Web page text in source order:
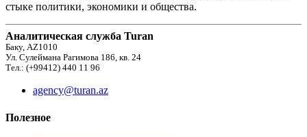
стыке политики, экономики и общества.
Аналитическая служба Turan
Баку, AZ1010
Ул. Сулеймана Рагимова 186, кв. 24
Тел.: (+99412) 440 11 96
agency@turan.az
Полезное